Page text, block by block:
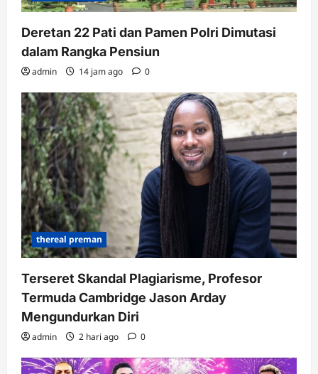
Deretan 22 Pati dan Pamen Polri Dimutasi
dalam Rangka Pensiun
admin 14 jam ago 0
thereal preman
Terseret Skandal Plagiarisme, Profesor
Termuda Cambridge Jason Arday
Mengundurkan Diri
admin 2 hari ago 0